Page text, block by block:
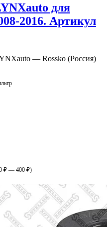
для
2016. Артикул
— Rossko (Россия)
₽ — 400 ₽)